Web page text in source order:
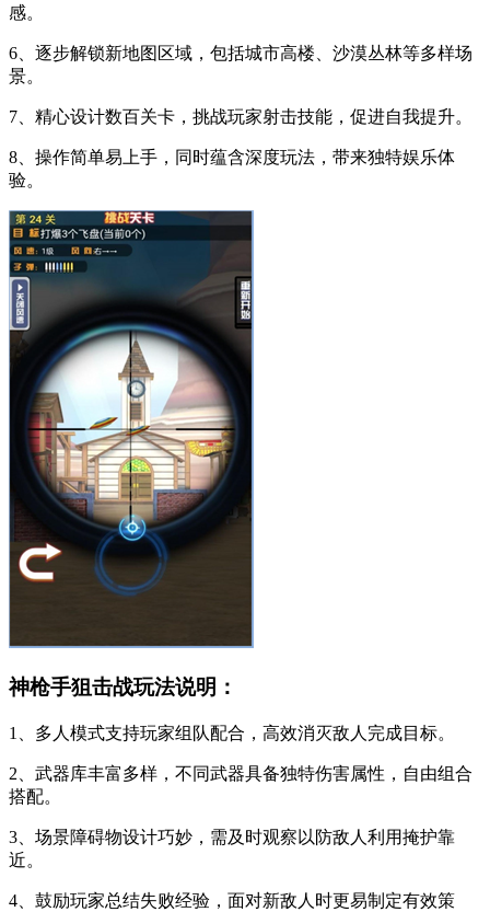
感。
6、逐步解锁新地图区域，包括城市高楼、沙漠丛林等多样场
景。
7、精心设计数百关卡，挑战玩家射击技能，促进自我提升。
8、操作简单易上手，同时蕴含深度玩法，带来独特娱乐体
验。
神枪手狙击战玩法说明：
1、多人模式支持玩家组队配合，高效消灭敌人完成目标。
2、武器库丰富多样，不同武器具备独特伤害属性，自由组合
搭配。
3、场景障碍物设计巧妙，需及时观察以防敌人利用掩护靠
近。
4、鼓励玩家总结失败经验，面对新敌人时更易制定有效策